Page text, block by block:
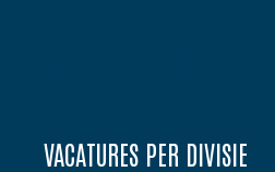
VACATURES PER DIVISIE